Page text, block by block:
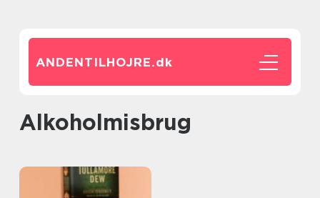
ANDENTILHOJRE.dk
alkoholmisbrug